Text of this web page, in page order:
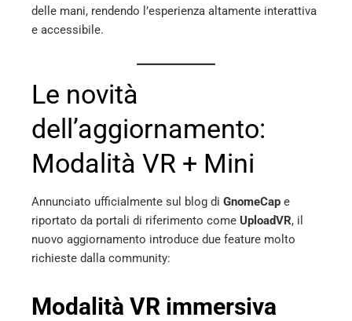
delle mani, rendendo l’esperienza altamente interattiva
e accessibile.
Le novità
dell’aggiornamento:
Modalità VR + Mini
Annunciato ufficialmente sul blog di GnomeCap e
riportato da portali di riferimento come UploadVR, il
nuovo aggiornamento introduce due feature molto
richieste dalla community:
Modalità VR immersiva